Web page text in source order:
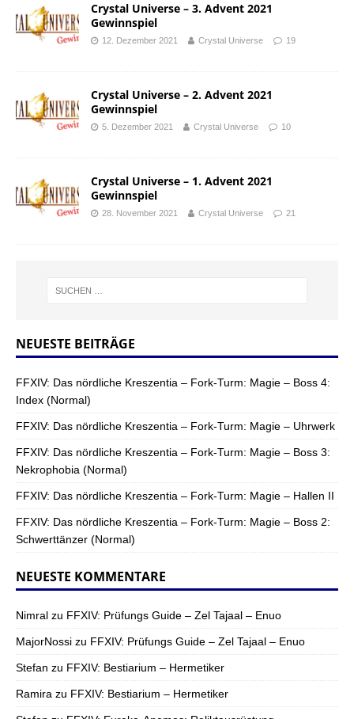
Crystal Universe – 3. Advent 2021
Gewinnspiel
12. Dezember 2021 Crystal Universe 19
Crystal Universe – 2. Advent 2021
Gewinnspiel
5. Dezember 2021 Crystal Universe 10
Crystal Universe – 1. Advent 2021
Gewinnspiel
28. November 2021 Crystal Universe 21
NEUESTE BEITRÄGE
FFXIV: Das nördliche Kreszentia – Fork-Turm: Magie – Boss 4:
Index (Normal)
FFXIV: Das nördliche Kreszentia – Fork-Turm: Magie – Uhrwerk
FFXIV: Das nördliche Kreszentia – Fork-Turm: Magie – Boss 3:
Nekrophobia (Normal)
FFXIV: Das nördliche Kreszentia – Fork-Turm: Magie – Hallen II
FFXIV: Das nördliche Kreszentia – Fork-Turm: Magie – Boss 2:
Schwerttänzer (Normal)
NEUESTE KOMMENTARE
Nimral zu FFXIV: Prüfungs Guide – Zel Tajaal – Enuo
MajorNossi zu FFXIV: Prüfungs Guide – Zel Tajaal – Enuo
Stefan zu FFXIV: Bestiarium – Hermetiker
Ramira zu FFXIV: Bestiarium – Hermetiker